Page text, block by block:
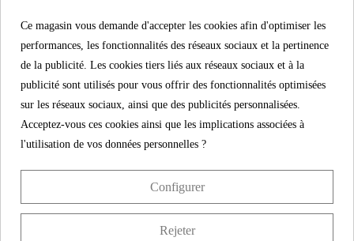
39,99 €
Ce magasin vous demande d'accepter les cookies afin d'optimiser les
performances, les fonctionnalités des réseaux sociaux et la pertinence
de la publicité. Les cookies tiers liés aux réseaux sociaux et à la
publicité sont utilisés pour vous offrir des fonctionnalités optimisées
sur les réseaux sociaux, ainsi que des publicités personnalisées.
Acceptez-vous ces cookies ainsi que les implications associées à
l'utilisation de vos données personnelles ?
Configurer
Rejeter